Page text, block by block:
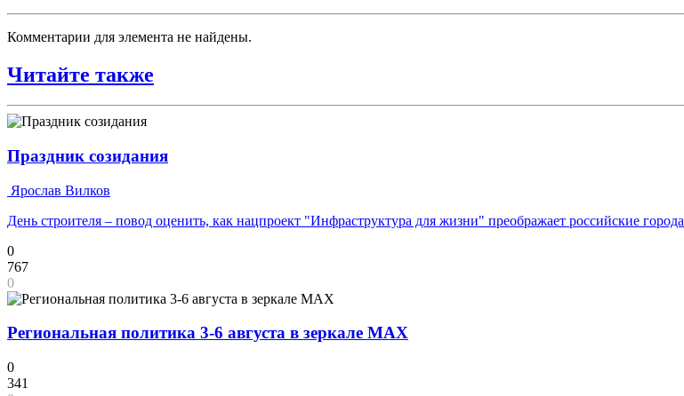
Комментарии для элемента не найдены.
Читайте также
Праздник созидания
Ярослав Вилков
День строителя – повод оценить, как нацпроект "Инфраструктура для жизни" преображает российские города
0
767
0
Региональная политика 3-6 августа в зеркале MAX
0
341